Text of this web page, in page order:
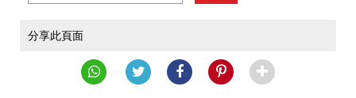
分享此頁面